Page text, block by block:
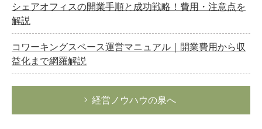
シェアオフィスの開業手順と成功戦略！費用・注意点を
解説
コワーキングスペース運営マニュアル｜開業費用から収
益化まで網羅解説
経営ノウハウの泉へ